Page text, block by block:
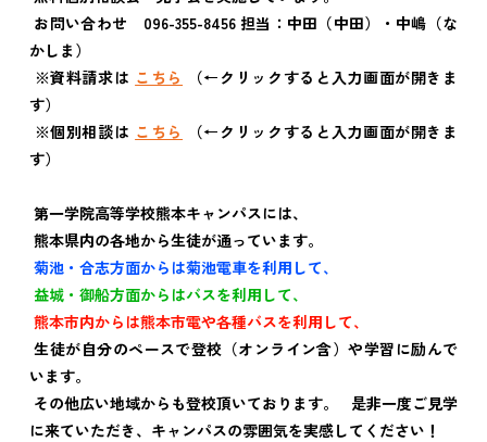
お問い合わせ 096-355-8456 担当：中田（中田）・中嶋（な
かしま）
※資料請求は こちら
（←クリックすると入力画面が開きま
す）
※個別相談は こちら
（←クリックすると入力画面が開きま
す）
第一学院高等学校熊本キャンパスには、
熊本県内の各地から生徒が通っています。
菊池・合志方面からは菊池電車を利用して、
益城・御船方面からはバスを利用して、
熊本市内からは熊本市電や各種バスを利用して、
生徒が自分のペースで登校（オンライン含）や学習に励んで
います。
その他広い地域からも登校頂いております。 是非一度ご見学
に来ていただき、キャンパスの雰囲気を実感してください！